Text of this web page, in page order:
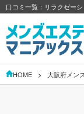
口コミ一覧：リラクゼー
HOME 大阪府メン